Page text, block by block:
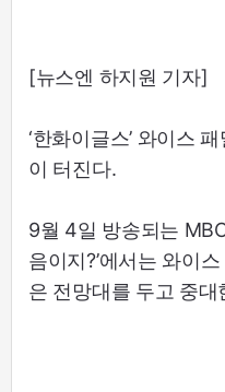
[뉴스엔 하지원 기자]
‘한화이글스’ 와이스
이 터진다.
9월 4일 방송되는
음이지?’에서는 와이
은 전망대를 두고 중